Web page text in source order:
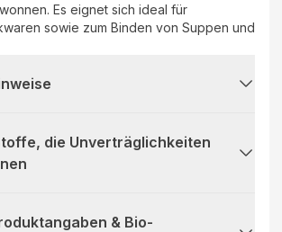
Es eignet sich ideal für
sowie zum Binden von Suppen und
die Unverträglichkeiten
& Bio-